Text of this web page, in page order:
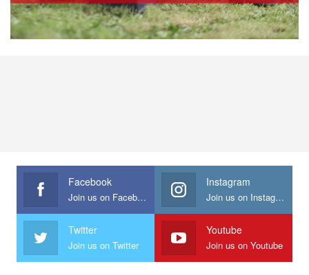
Facebook
Join us on Facebook
Instagram
Join us on Instagram
Twitter
Join us on Twitter
Youtube
Join us on Youtube